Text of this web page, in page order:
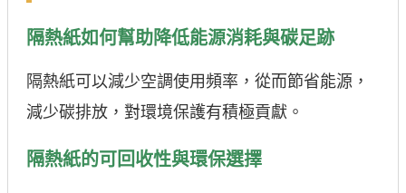
隔熱紙如何幫助降低能源消耗與碳足跡
隔熱紙可以減少空調使用頻率，從而節省能源，
減少碳排放，對環境保護有積極貢獻。
隔熱紙的可回收性與環保選擇